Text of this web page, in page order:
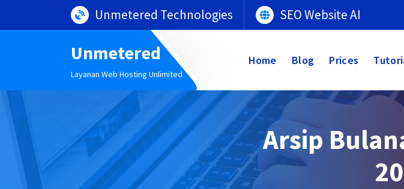
Unmetered Technologies SEO Website AI
Unmetered
Layanan Web Hosting Unlimited
Home Blog Prices
Arsip